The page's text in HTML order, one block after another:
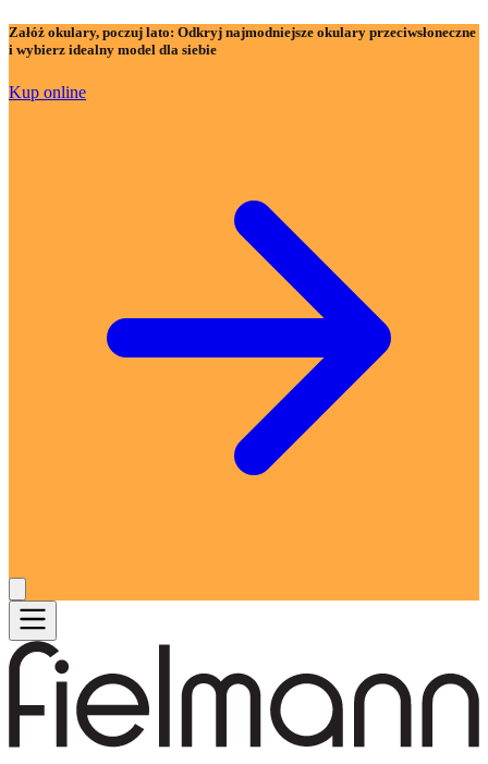
Załóż okulary, poczuj lato: Odkryj najmodniejsze okulary przeciwsłoneczne
i wybierz idealny model dla siebie
Kup online